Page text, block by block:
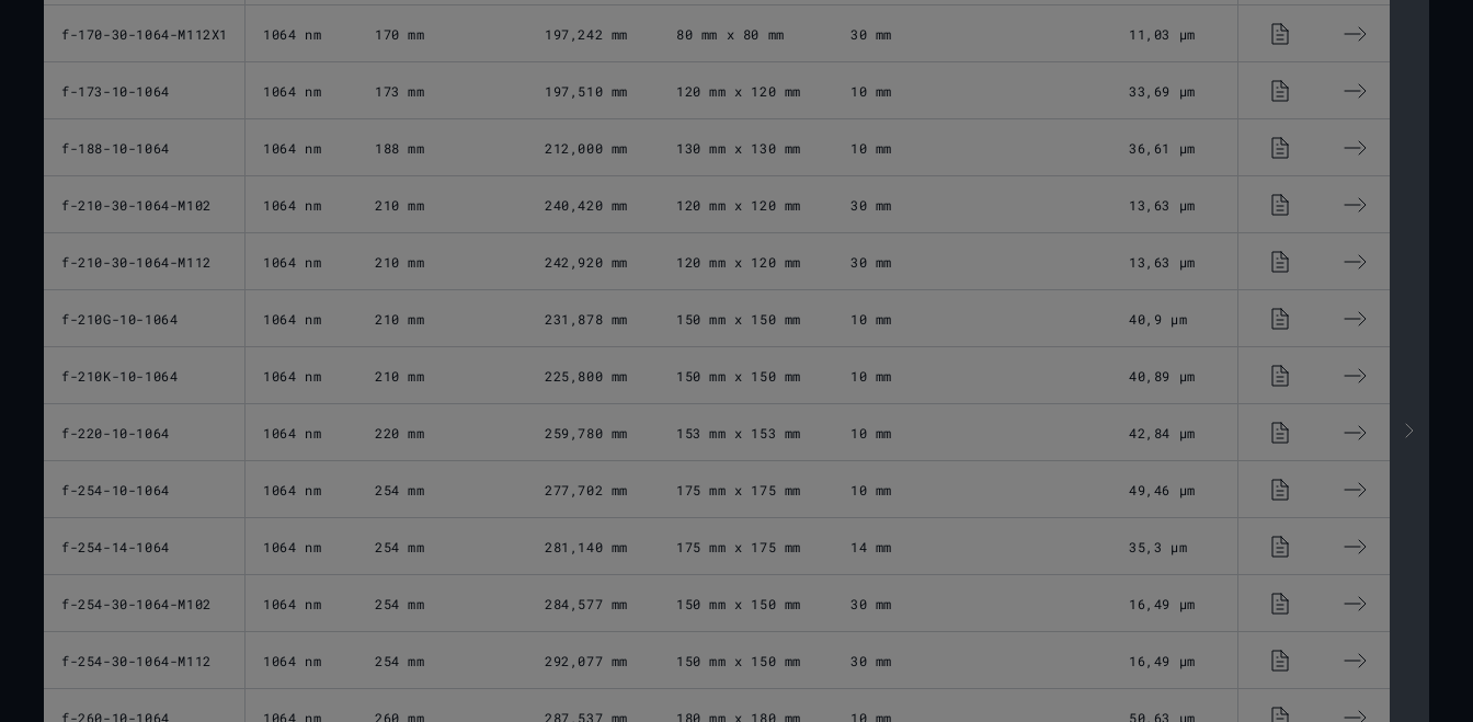
f-170-30-1064-M112X1 1064 nm 170 mm 197,242 mm 80 mm x 80 mm 30 mm 11,03 μm Optisches Glas
f-173-10-1064 1064 nm 173 mm 197,510 mm 120 mm x 120 mm 10 mm 33,69 μm Optisches Glas
f-188-10-1064 1064 nm 188 mm 212,000 mm 130 mm x 130 mm 10 mm 36,61 μm Optisches Glas
f-210-30-1064-M102 1064 nm 210 mm 240,420 mm 120 mm x 120 mm 30 mm 13,63 μm Optisches Glas
f-210-30-1064-M112 1064 nm 210 mm 242,920 mm 120 mm x 120 mm 30 mm 13,63 μm Optisches Glas
f-210G-10-1064 1064 nm 210 mm 231,878 mm 150 mm x 150 mm 10 mm 40,9 μm Optisches Glas
f-210K-10-1064 1064 nm 210 mm 225,800 mm 150 mm x 150 mm 10 mm 40,89 μm Optisches Glas
f-220-10-1064 1064 nm 220 mm 259,780 mm 153 mm x 153 mm 10 mm 42,84 μm Optisches Glas
f-254-10-1064 1064 nm 254 mm 277,702 mm 175 mm x 175 mm 10 mm 49,46 μm Optisches Glas
f-254-14-1064 1064 nm 254 mm 281,140 mm 175 mm x 175 mm 14 mm 35,3 μm Optisches Glas
f-254-30-1064-M102 1064 nm 254 mm 284,577 mm 150 mm x 150 mm 30 mm 16,49 μm Optisches Glas
f-254-30-1064-M112 1064 nm 254 mm 292,077 mm 150 mm x 150 mm 30 mm 16,49 μm Optisches Glas
f-260-10-1064 1064 nm 260 mm 287,537 mm 180 mm x 180 mm 10 mm 50,63 μm Optisches Glas